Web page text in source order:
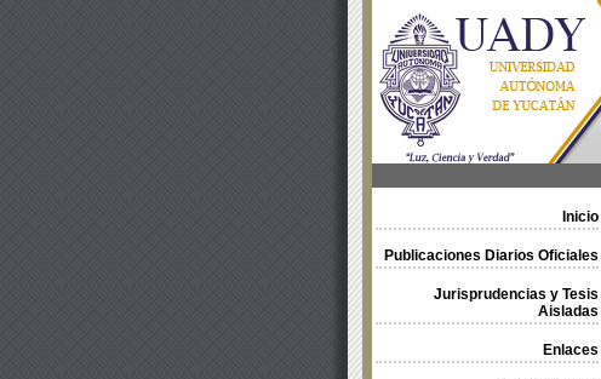
Inicio
Publicaciones Diarios Oficiales
Jurisprudencias y Tesis
Aisladas
Enlaces